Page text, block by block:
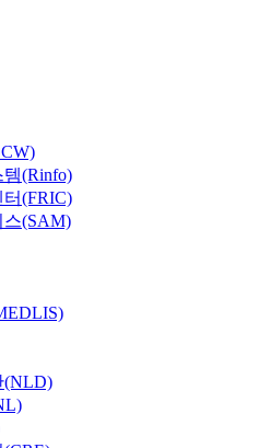
(Rinfo)
(FRIC)
스(SAM)
(NLD)